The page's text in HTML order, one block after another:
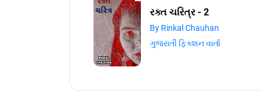
રક્ત ચરિત્ર - 2
By Rinkal Chauhan
ગુજરાતી ફિક્શન વાર્તા